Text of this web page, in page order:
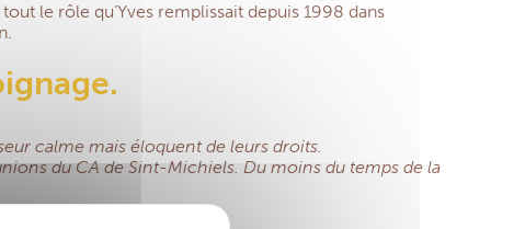
le rôle qu’Yves remplissait depuis 1998 dans
calme mais éloquent de leurs droits.
du CA de Sint-Michiels. Du moins du temps de la